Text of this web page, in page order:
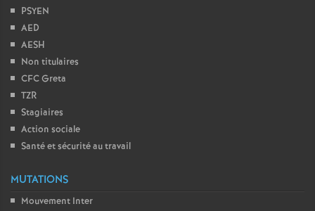
PSYEN
AED
AESH
Non titulaires
CFC Greta
TZR
Stagiaires
Action sociale
Santé et sécurité au travail
MUTATIONS
Mouvement Inter